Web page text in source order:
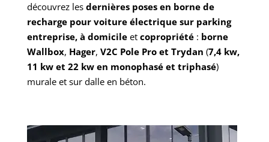
découvrez les dernières poses en borne de
recharge pour voiture électrique sur parking
entreprise, à domicileet copropriété: borne
Wallbox, Hager, V2C Pole Pro et Trydan (7,4 kw,
11 kw et 22 kw en monophasé et triphasé)
murale et sur dalle en béton.